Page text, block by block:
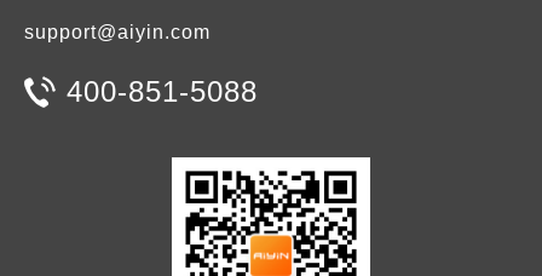
support@aiyin.com
400-851-5088